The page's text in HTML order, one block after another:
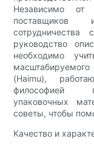
Независимо
поставщиков
руководство
необходимо
(Haimu),
философией
упаковочных
советы, чтобы
Качество и